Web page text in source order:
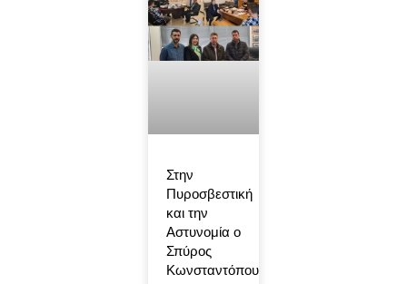
Στην
Πυροσβεστική
και την
Αστυνομία ο
Σπύρος
Κωνσταντόπουλος